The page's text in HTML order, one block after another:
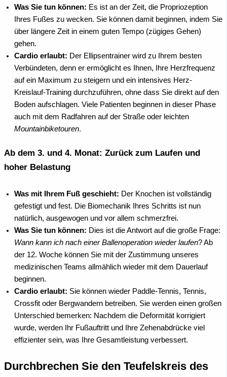
Was Sie tun können: Es ist an der Zeit, die Propriozeption
Ihres Fußes zu wecken. Sie können damit beginnen, indem Sie
über längere Zeit in einem guten Tempo (zügiges Gehen)
gehen.
Cardio erlaubt: Der Ellipsentrainer wird zu Ihrem besten
Verbündeten, denn er ermöglicht es Ihnen, Ihre Herzfrequenz
auf ein Maximum zu steigern und ein intensives Herz-
Kreislauf-Training durchzuführen, ohne dass Sie direkt auf den
Boden aufschlagen. Viele Patienten beginnen in dieser Phase
auch mit dem Radfahren auf der Straße oder leichten
Mountainbiketouren.
Ab dem 3. und 4. Monat: Zurück zum Laufen und
hoher Belastung
Was mit Ihrem Fuß geschieht: Der Knochen ist vollständig
gefestigt und fest. Die Biomechanik Ihres Schritts ist nun
natürlich, ausgewogen und vor allem schmerzfrei.
Was Sie tun können: Dies ist die Antwort auf die große Frage:
Wann kann ich nach einer Ballenoperation wieder laufen? Ab
der 12. Woche können Sie mit der Zustimmung unseres
medizinischen Teams allmählich wieder mit dem Dauerlauf
beginnen.
Cardio erlaubt: Sie können wieder Paddle-Tennis, Tennis,
Crossfit oder Bergwandern betreiben. Sie werden einen großen
Unterschied bemerken: Nachdem die Deformität korrigiert
wurde, werden Ihr Fußauftritt und Ihre Zehenabdrücke viel
effizienter sein, was Ihre Gesamtleistung verbessert.
Durchbrechen Sie den Teufelskreis des